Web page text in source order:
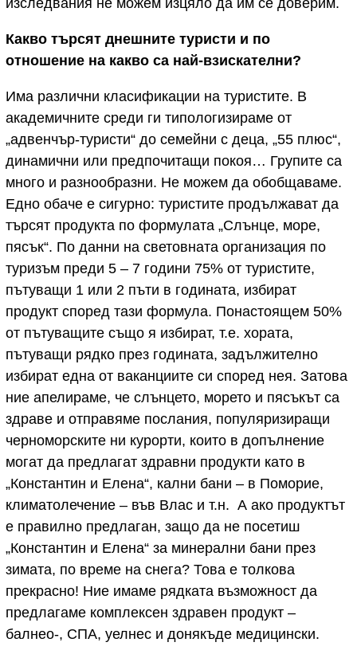
Какво търсят днешните туристи и по
отношение на какво са най-взискателни?
Има различни класификации на туристите. В
академичните среди ги типологизираме от
„адвенчър-туристи“ до семейни с деца, „55 плюс“,
динамични или предпочитащи покоя… Групите са
много и разнообразни. Не можем да обобщаваме.
Едно обаче е сигурно: туристите продължават да
търсят продукта по формулата „Слънце, море,
пясък“. По данни на световната организация по
туризъм преди 5 – 7 години 75% от туристите,
пътуващи 1 или 2 пъти в годината, избират
продукт според тази формула. Понастоящем 50%
от пътуващите също я избират, т.е. хората,
пътуващи рядко през годината, задължително
избират една от ваканциите си според нея. Затова
ние апелираме, че слънцето, морето и пясъкът са
здраве и отправяме послания, популяризиращи
черноморските ни курорти, които в допълнение
могат да предлагат здравни продукти като в
„Константин и Елена“, кални бани – в Поморие,
климатолечение – във Влас и т.н. А ако продуктът
е правилно предлаган, защо да не посетиш
„Константин и Елена“ за минерални бани през
зимата, по време на снега? Това е толкова
прекрасно! Ние имаме рядката възможност да
предлагаме комплексен здравен продукт –
балнео-, СПА, уелнес и донякъде медицински.